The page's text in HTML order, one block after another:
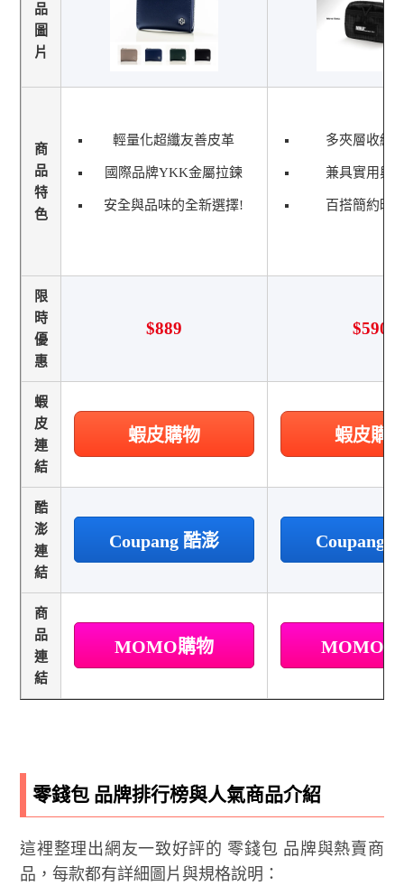
品
圖
片
商
品
特
色
輕量化超纖友善皮革
國際品牌YKK金屬拉鍊
安全與品味的全新選擇!
多夾層收納
兼具實用與
百搭簡約時
限
時
優
惠
$889 $590
蝦
皮
連
結
蝦皮購物 蝦皮購
酷
澎
連
結
Coupang 酷澎 Coupang
商
品
連
結
MOMO購物 MOMO
零錢包 品牌排行榜與人氣商品介紹
這裡整理出網友一致好評的 零錢包 品牌與熱賣商
品，每款都有詳細圖片與規格說明：